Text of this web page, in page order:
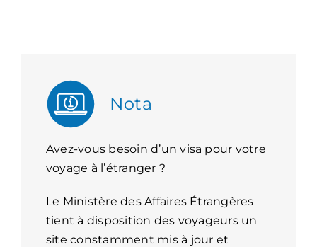
Nota
Avez-vous besoin d’un visa pour votre
voyage à l’étranger ?
Le Ministère des Affaires Étrangères
tient à disposition des voyageurs un
site constamment mis à jour et